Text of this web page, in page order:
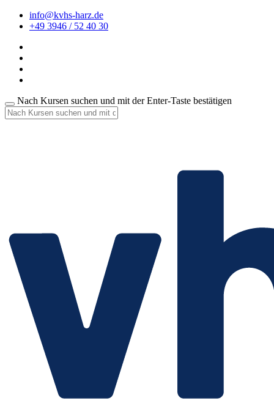
info@kvhs-harz.de
+49 3946 / 52 40 30
Nach Kursen suchen und mit der Enter-Taste bestätigen